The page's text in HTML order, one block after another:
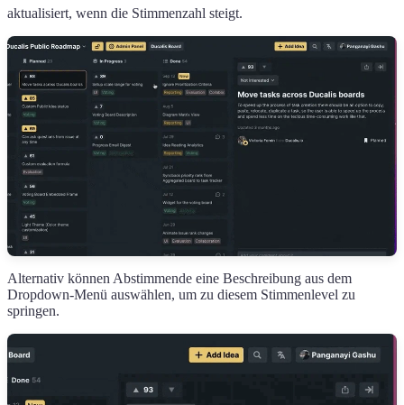
aktualisiert, wenn die Stimmenzahl steigt.
Alternativ können Abstimmende eine Beschreibung aus dem
Dropdown-Menü auswählen, um zu diesem Stimmenlevel zu
springen.